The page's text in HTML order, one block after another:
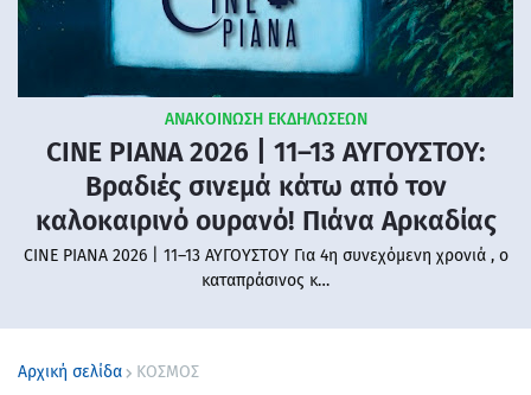
ΑΝΑΚΟΙΝΩΣΗ ΕΚΔΗΛΩΣΕΩΝ
CINE PIANA 2026 | 11–13 ΑΥΓΟΥΣΤΟΥ:
Βραδιές σινεμά κάτω από τον
καλοκαιρινό ουρανό! Πιάνα Αρκαδίας
CINE PIANA 2026 | 11–13 ΑΥΓΟΥΣΤΟΥ Για 4η συνεχόμενη χρονιά , ο
καταπράσινος κ…
Αρχική σελίδα ΚΟΣΜΟΣ